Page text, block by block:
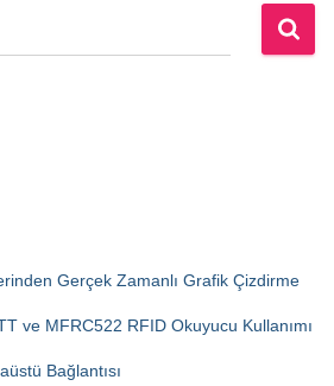
Gerçek Zamanlı Grafik Çizdirme
ve MFRC522 RFID Okuyucu Kullanımı
Bağlantısı